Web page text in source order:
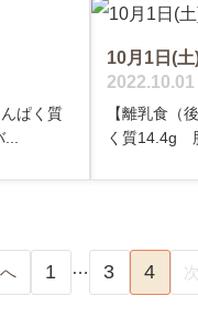
ぱく質
10月1日(
2022.10.01
【離乳食（
く質14.4g
1 … 3 4